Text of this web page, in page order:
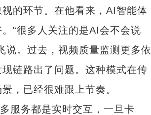
的环节。在他看来，AI智能体
“很多人关注的是AI会不会说
说。过去，视频质量监测更多依
链路出了问题。这种模式在传
，已经很难跟上节奏。
服务都是实时交互，一旦卡